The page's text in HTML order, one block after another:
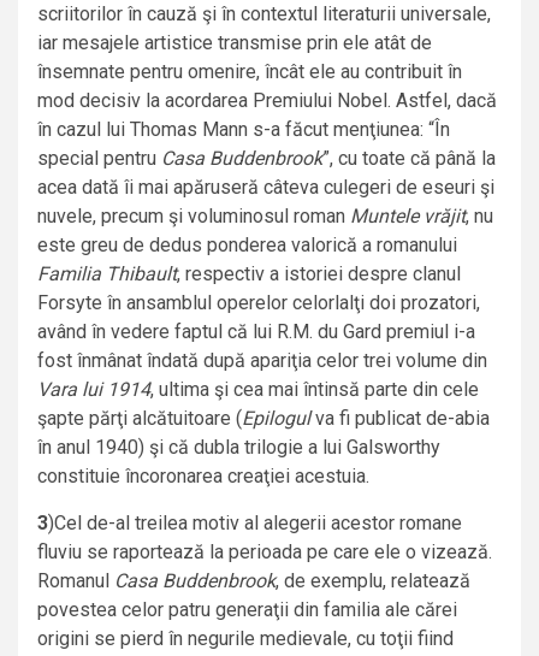
scriitorilor în cauză şi în contextul literaturii universale,
iar mesajele artistice transmise prin ele atât de
însemnate pentru omenire, încât ele au contribuit în
mod decisiv la acordarea Premiului Nobel. Astfel, dacă
în cazul lui Thomas Mann s-a făcut menţiunea: “În
special pentru Casa Buddenbrook”, cu toate că până la
acea dată îi mai apăruseră câteva culegeri de eseuri şi
nuvele, precum şi voluminosul roman Muntele vrăjit, nu
este greu de dedus ponderea valorică a romanului
Familia Thibault, respectiv a istoriei despre clanul
Forsyte în ansamblul operelor celorlalţi doi prozatori,
având în vedere faptul că lui R.M. du Gard premiul i-a
fost înmânat îndată după apariţia celor trei volume din
Vara lui 1914, ultima şi cea mai întinsă parte din cele
şapte părţi alcătuitoare (Epilogulva fi publicat de-abia
în anul 1940) şi că dubla trilogie a lui Galsworthy
constituie încoronarea creaţiei acestuia.
3)Cel de-al treilea motiv al alegerii acestor romane
fluviu se raportează la perioada pe care ele o vizează.
Romanul Casa Buddenbrook, de exemplu, relatează
povestea celor patru generaţii din familia ale cărei
origini se pierd în negurile medievale, cu toţii fiind